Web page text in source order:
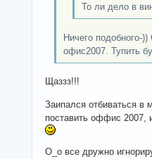
То ли дело в
Ничего подобного-
офис2007. Тупить
Щаззз!!!
Заипался отбиваться в
поставить оффис 2007,
О_о все дружно